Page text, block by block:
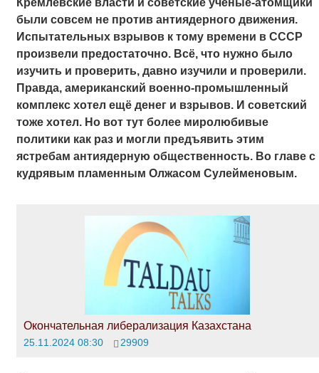
были совсем не против антиядерного движения.
Испытательных взрывов к тому времени в СССР
произвели предостаточно. Всё, что нужно было
изучить и проверить, давно изучили и проверили.
Правда, американский военно-промышленный
комплекс хотел ещё денег и взрывов. И советский
тоже хотел. Но вот тут более миролюбивые
политики как раз и могли предъявить этим
ястребам антиядерную общественность. Во главе с
кудрявым пламенным Олжасом Сулейменовым.
Окончательная либерализация Казахстана
25.11.2024 08:30 29909